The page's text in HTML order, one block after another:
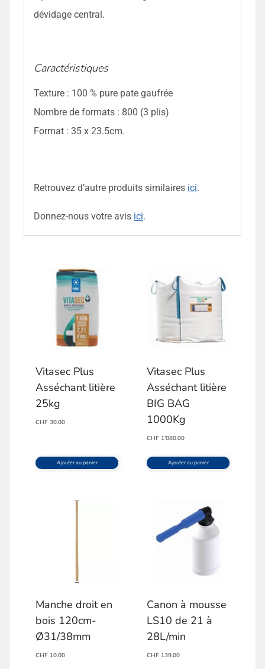
dévidage central.
Caractéristiques
Texture : 100 % pure pate gaufrée
Nombre de formats : 800 (3 plis)
Format : 35 x 23.5cm.
Retrouvez d’autre produits similaires ici.
Donnez-nous votre avis ici.
Vitasec Plus
Asséchant litière
25kg
CHF 30.00
Ajouter au panier
Vitasec Plus
Asséchant litière
BIG BAG
1000Kg
CHF 1'080.00
Ajouter au panier
Manche droit en
bois 120cm-
Ø31/38mm
CHF 10.00
Canon à mousse
LS10 de 21 à
28L/min
CHF 139.00